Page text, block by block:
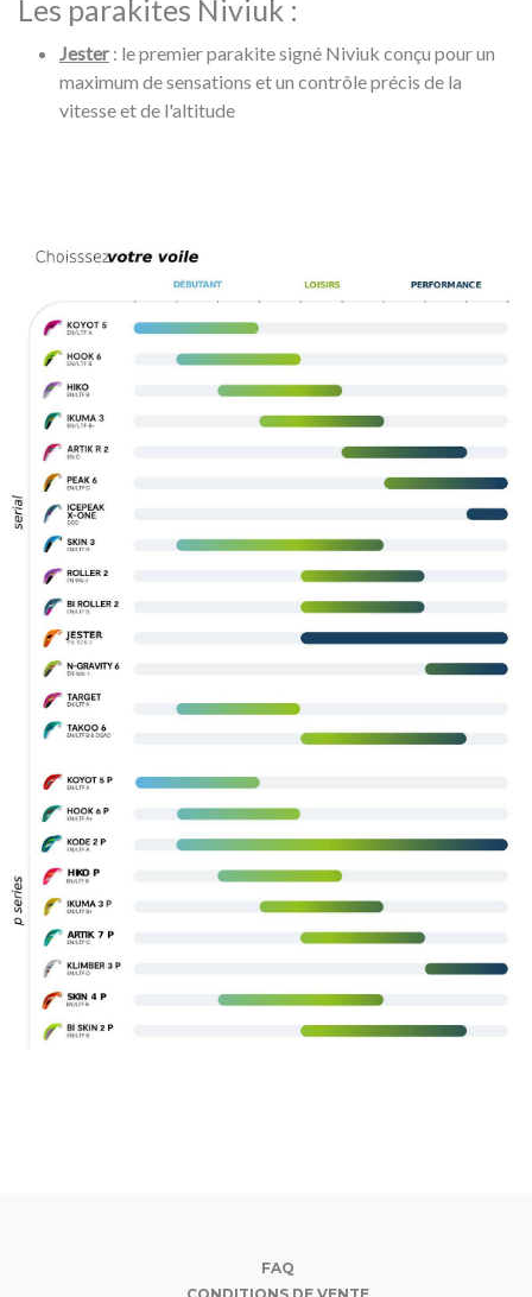
Les parakites Niviuk :
Jester : le premier parakite signé Niviuk conçu pour un
maximum de sensations et un contrôle précis de la
vitesse et de l'altitude
FAQ